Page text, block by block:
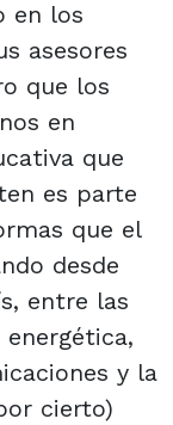
en los
asesores
que los
en
que
es parte
que el
desde
entre las
y la
cierto)